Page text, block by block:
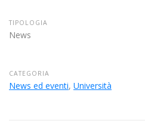
TIPOLOGIA
News
CATEGORIA
News ed eventi, Università